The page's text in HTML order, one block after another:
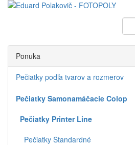
Ponuka
Pečiatky podľa tvarov a rozmerov
Pečiatky Samonamáčacie Colop
Pečiatky Printer Line
Pečiatky Štandardné